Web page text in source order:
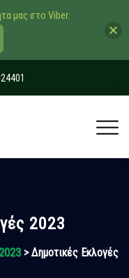
2023
> Δημοτικές Εκλογές
μας στο Viber.